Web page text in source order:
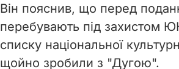
Він пояснив, що перед
перебувають під захистом
списку національної
щойно зробили з "Дугою".